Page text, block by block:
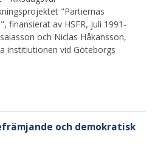
"Partiernas
finansierat av HSFR, juli 1991-
och Niclas Håkansson,
institiutionen vid Göteborgs
och demokratisk